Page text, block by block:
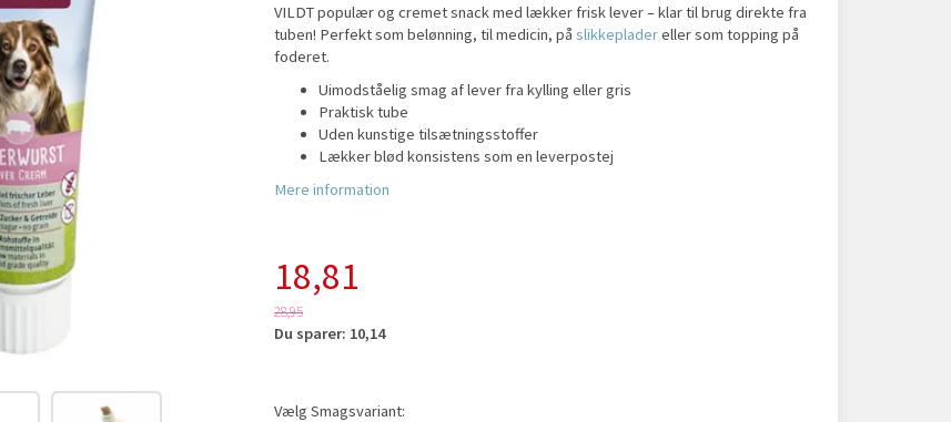
VILDT populær og cremet snack med lækker frisk lever – klar til brug direkte fra
tuben! Perfekt som belønning, til medicin, påslikkepladereller som topping på
foderet.
Uimodståelig smag af lever fra kylling eller gris
Praktisk tube
Uden kunstige tilsætningsstoffer
Lækker blød konsistens som en leverpostej
Mere information
18,81
28,95
Du sparer: 10,14
Vælg Smagsvariant: